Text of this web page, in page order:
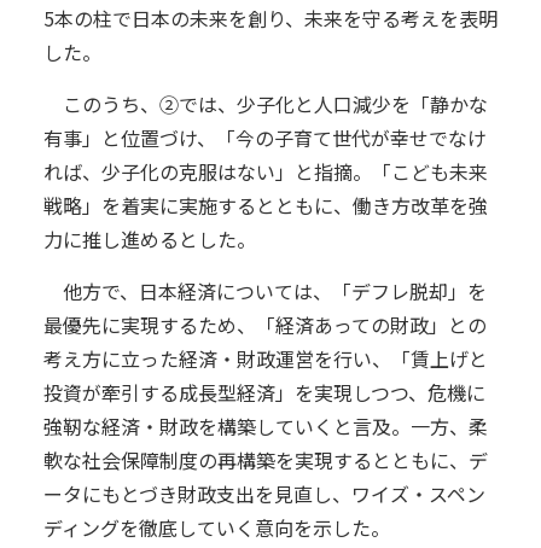
5本の柱で日本の未来を創り、未来を守る考えを表明
した。
このうち、②では、少子化と人口減少を「静かな
有事」と位置づけ、「今の子育て世代が幸せでなけ
れば、少子化の克服はない」と指摘。「こども未来
戦略」を着実に実施するとともに、働き方改革を強
力に推し進めるとした。
他方で、日本経済については、「デフレ脱却」を
最優先に実現するため、「経済あっての財政」との
考え方に立った経済・財政運営を行い、「賃上げと
投資が牽引する成長型経済」を実現しつつ、危機に
強靭な経済・財政を構築していくと言及。一方、柔
軟な社会保障制度の再構築を実現するとともに、デ
ータにもとづき財政支出を見直し、ワイズ・スペン
ディングを徹底していく意向を示した。